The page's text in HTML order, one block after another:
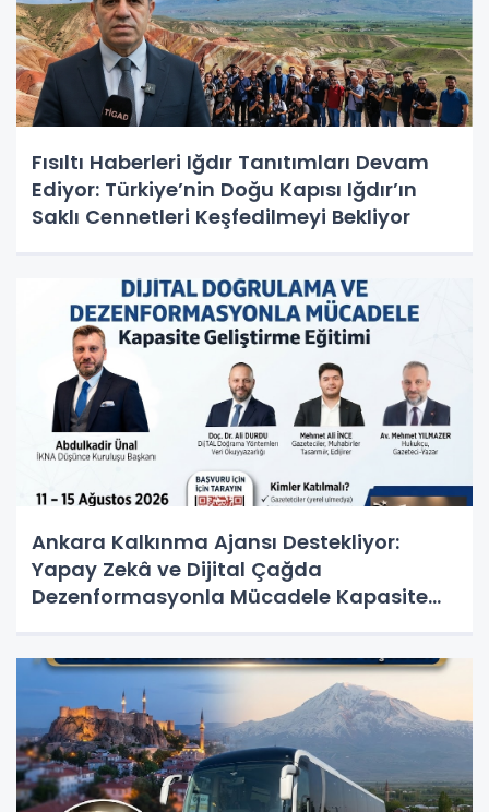
Fısıltı Haberleri Iğdır Tanıtımları Devam
Ediyor: Türkiye’nin Doğu Kapısı Iğdır’ın
Saklı Cennetleri Keşfedilmeyi Bekliyor
Ankara Kalkınma Ajansı Destekliyor:
Yapay Zekâ ve Dijital Çağda
Dezenformasyonla Mücadele Kapasite